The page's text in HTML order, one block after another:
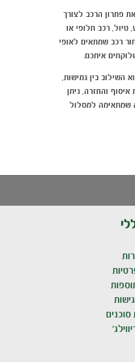
פתרון הרכב לצורך
טיול, רכב חלופי או
רכב שמתאים לאופי
איתכם.
השילוב בין גמישות,
איסוף והחזרה, ניתן
שמתאימה למסלול